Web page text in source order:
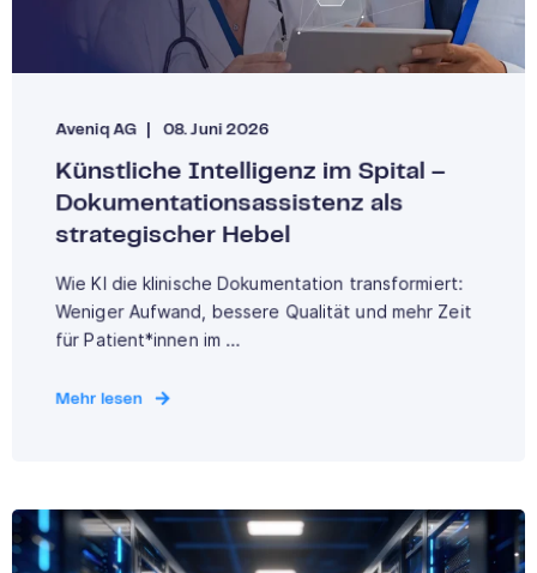
Aveniq AG 08. Juni 2026
Künstliche Intelligenz im Spital –
Dokumentationsassistenz als
strategischer Hebel
Wie KI die klinische Dokumentation transformiert:
Weniger Aufwand, bessere Qualität und mehr Zeit
für Patient*innen im ...
Mehr lesen